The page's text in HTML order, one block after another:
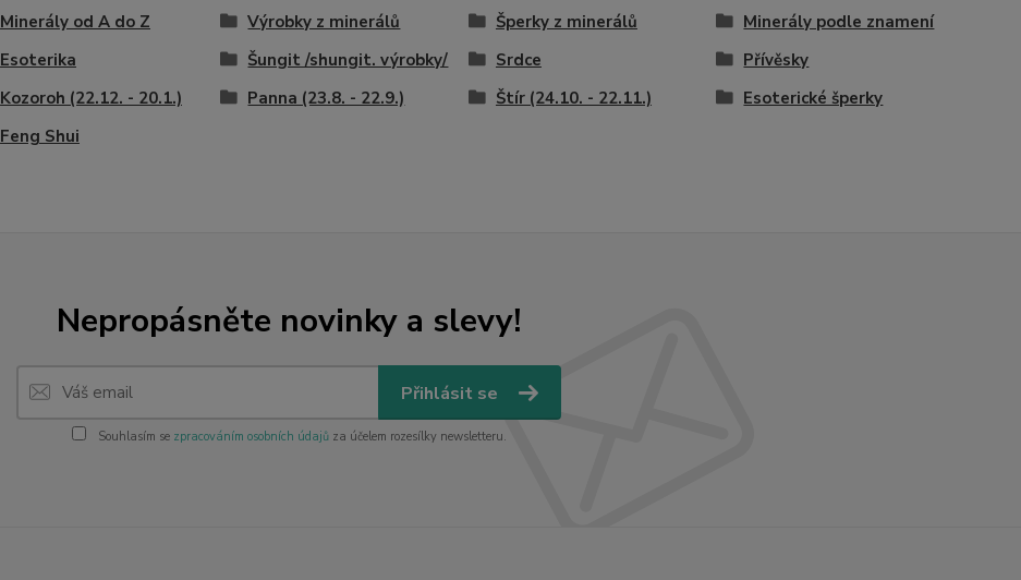
Minerály od A do Z Výrobky z minerálů Šperky z minerálů
Minerály podle znamení
Esoterika
Šungit /shungit. výrobky/ Srdce
Přívěsky
Kozoroh (22.12. - 20.1.)
Panna (23.8. - 22.9.) Štír (24.10. - 22.11.)
Esoterické šperky
Feng Shui
Nepropásněte novinky a slevy!
Přihlásit se
Souhlasím se zpracováním osobních údajůza účelem rozesílky newsletteru.